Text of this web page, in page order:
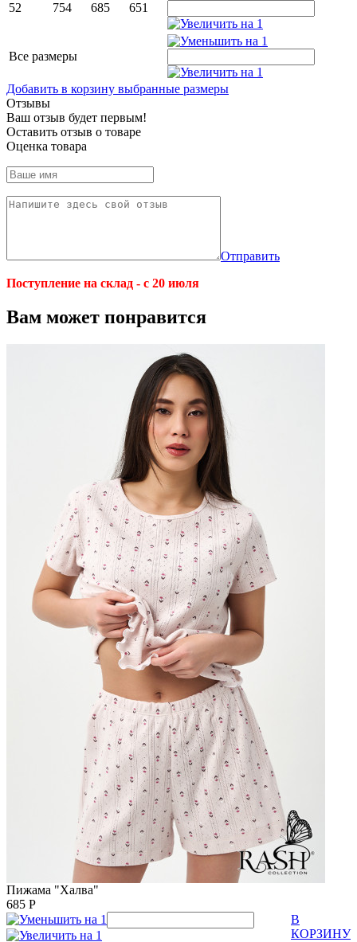
52 754 685 651
Все размеры
Добавить в корзину выбранные размеры
Отзывы
Ваш отзыв будет первым!
Оставить отзыв о товаре
Оценка товара
Отправить
Поступление на склад - с 20 июля
Вам может понравится
Пижама "Халва"
685 Р
В
КОРЗИНУ